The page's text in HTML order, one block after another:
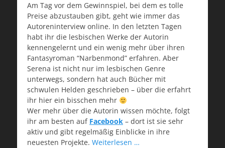
Am Tag vor dem Gewinnspiel, bei dem es tolle
Preise abzustauben gibt, geht wie immer das
Autoreninterview online. In den letzten Tagen
habt ihr die lesbischen Werke der Autorin
kennengelernt und ein wenig mehr über ihren
Fantasyroman “Narbenmond” erfahren. Aber
Serena ist nicht nur im lesbischen Genre
unterwegs, sondern hat auch Bücher mit
schwulen Helden geschrieben – über die erfahrt
ihr hier ein bisschen mehr
Wer mehr über die Autorin wissen möchte, folgt
ihr am besten auf Facebook – dort ist sie sehr
aktiv und gibt regelmäßig Einblicke in ihre
neuesten Projekte. Weiterlesen …